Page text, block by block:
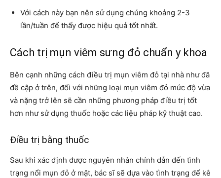
Với cách này bạn nên sử dụng chúng khoảng 2-3
lần/tuần để thấy được hiệu quả tốt nhất.
Cách trị mụn viêm sưng đỏ chuẩn y khoa
Bên cạnh những cách điều trị mụn viêm đỏ tại nhà như đã
đề cập ở trên, đối với những loại mụn viêm đỏ mức độ vừa
và nặng trở lên sẽ cần những phương pháp điều trị tốt
hơn như sử dụng thuốc hoặc các liệu pháp kỹ thuật cao.
Điều trị bằng thuốc
Sau khi xác định được nguyên nhân chính dẫn đến tình
trạng nổi mụn đỏ ở mặt, bác sĩ sẽ dựa vào tình trạng để kê